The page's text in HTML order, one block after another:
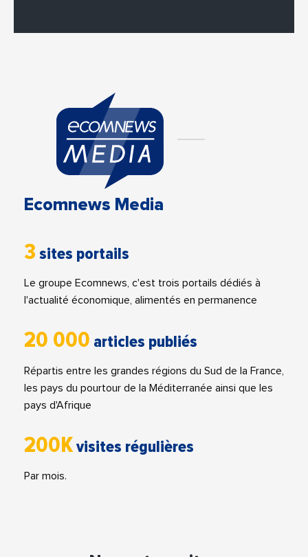
Ecomnews Media
3 sites portails
Le groupe Ecomnews, c'est trois portails dédiés à
l'actualité économique, alimentés en permanence
20 000 articles publiés
Répartis entre les grandes régions du Sud de la France,
les pays du pourtour de la Méditerranée ainsi que les
pays d'Afrique
200Kvisites régulières
Par mois.